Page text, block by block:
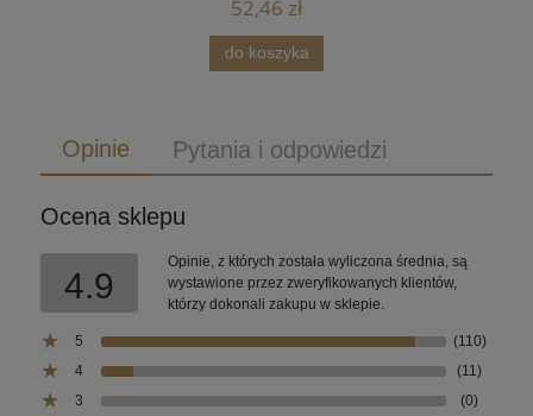
52,46 zł
do koszyka
Opinie Pytania i odpowiedzi
Ocena sklepu
4.9
Opinie, z których została wyliczona średnia, są
wystawione przez zweryfikowanych klientów,
którzy dokonali zakupu w sklepie.
5
(110)
4
(11)
3
(0)